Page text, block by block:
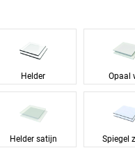
Helder Opaal
Helder satijn Spiegel